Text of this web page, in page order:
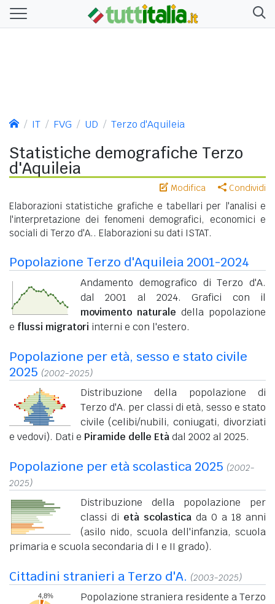
IT FVG UD Terzo d'Aquileia
Statistiche demografiche Terzo
d'Aquileia
Modifica Condividi
Elaborazioni statistiche grafiche e tabellari per l'analisi e
l'interpretazione dei fenomeni demografici, economici e
sociali di Terzo d'A.. Elaborazioni su dati ISTAT.
Popolazione Terzo d'Aquileia 2001-2024
Andamento demografico di Terzo d'A.
dal 2001 al 2024. Grafici con il
movimento naturale della popolazione
e flussi migratori interni e con l'estero.
Popolazione per età, sesso e stato civile
2025 (2002-2025)
Distribuzione della popolazione di
Terzo d'A. per classi di età, sesso e stato
civile (celibi/nubili, coniugati, divorziati
e vedovi). Dati e Piramide delle Etàdal 2002 al 2025.
Popolazione per età scolastica 2025 (2002-
2025)
Distribuzione della popolazione per
classi di età scolastica da 0 a 18 anni
(asilo nido, scuola dell'infanzia, scuola
primaria e scuola secondaria di I e II grado).
Cittadini stranieri a Terzo d'A. (2003-2025)
Popolazione straniera residente a Terzo